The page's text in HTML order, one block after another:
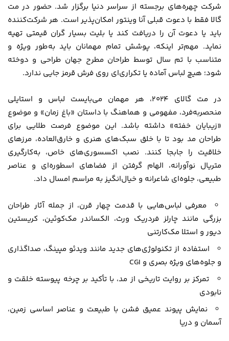
شرکت چهره‌های برجسته از سراسر دنیا برگزار شد. حضور در مت
گالا فقط با دعوت قبلی آنا وینتور امکان‌پذیر است. هر شرکت‌کننده
باید یا دعوت آن را دریافت کند یا بلیت بسیار گران قیمتی تهیه
نماید. مهم‌تر اینکه، پوشش تمام مهمانان باید به‌طور ویژه و
متناسب با تم سال توسط طراحان مطرح جهان طراحی و دوخته
شود؛ هیچ لباس آماده یا تکراری‌ای روی فرش قرمز جایی ندارد.
در مت گالای ۲۰۲۴، هر مهمان می‌بایست لباس و استایلی
منحصربه‌فرد، مفهومی و هماهنگ با داستان «باغ زمان» و موضوع
«زیبایان خفته» داشته باشد. این موضوع فرصت طلایی برای
طراحان مد بود تا با خلق سبک‌های هنری و خارق‌العاده، مرزهای
خلاقیت را جابجا کنند. نصب اکسسوری‌های خاص، به‌کارگیری
متریال نوآورانه، الهام گرفتن از فضاهای اسطوره‌ای و عناصر
طبیعی، جلوه‌ای شاعرانه و خیال‌انگیز به مراسم امسال داد.
معرفی لباس‌هایی با قدمت چهار قرن، از جمله آثار طراحان
بزرگی مانند چارلز فردریک ورث، الکساندر مک‌کوئین، کریستین
دیور و استلا مک‌کارتنی
استفاده از تکنولوژی‌های جدید مانند ویدئو مپینگ، صداگذاری
و جلوه‌های ویژه بصری و CGI
تمرکز بر روایت تاریخی از مد، با تأکید بر چرخه پیوسته خلقت و
نابودی
نمایش پیوند عمیق فشن با طبیعت و عناصر اساسی زمین،
آسمان و دریا